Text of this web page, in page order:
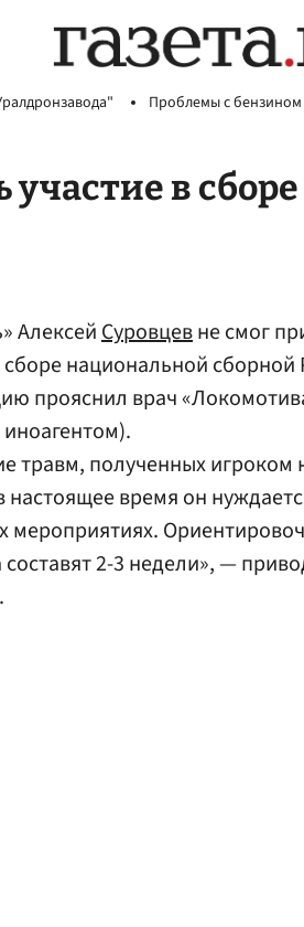
Проблемы с бензином
в сборе
АлексейСуровцевне смог
национальной сборной
прояснил врач
травм, полученных игроком
время он
мероприятиях.
2-3 недели», —
.